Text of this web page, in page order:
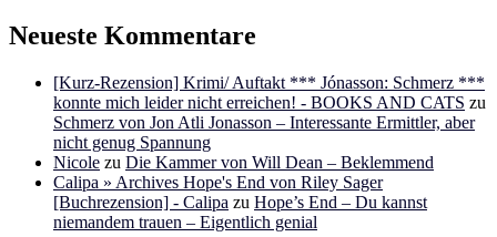
Neueste Kommentare
[Kurz-Rezension] Krimi/ Auftakt *** Jónasson: Schmerz ***
konnte mich leider nicht erreichen! - BOOKS AND CATS zu
Schmerz von Jon Atli Jonasson – Interessante Ermittler, aber
nicht genug Spannung
Nicole zu Die Kammer von Will Dean – Beklemmend
Calipa » Archives Hope's End von Riley Sager
[Buchrezension] - Calipa zu Hope’s End – Du kannst
niemandem trauen – Eigentlich genial